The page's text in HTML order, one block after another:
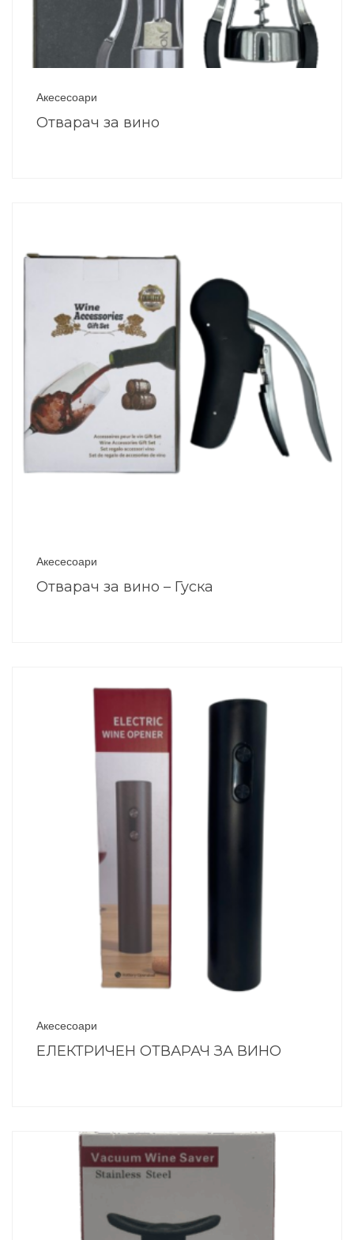
Акесесоари
Отварач за вино
Акесесоари
Отварач за вино – Гуска
Акесесоари
ЕЛЕКТРИЧЕН ОТВАРАЧ ЗА ВИНО